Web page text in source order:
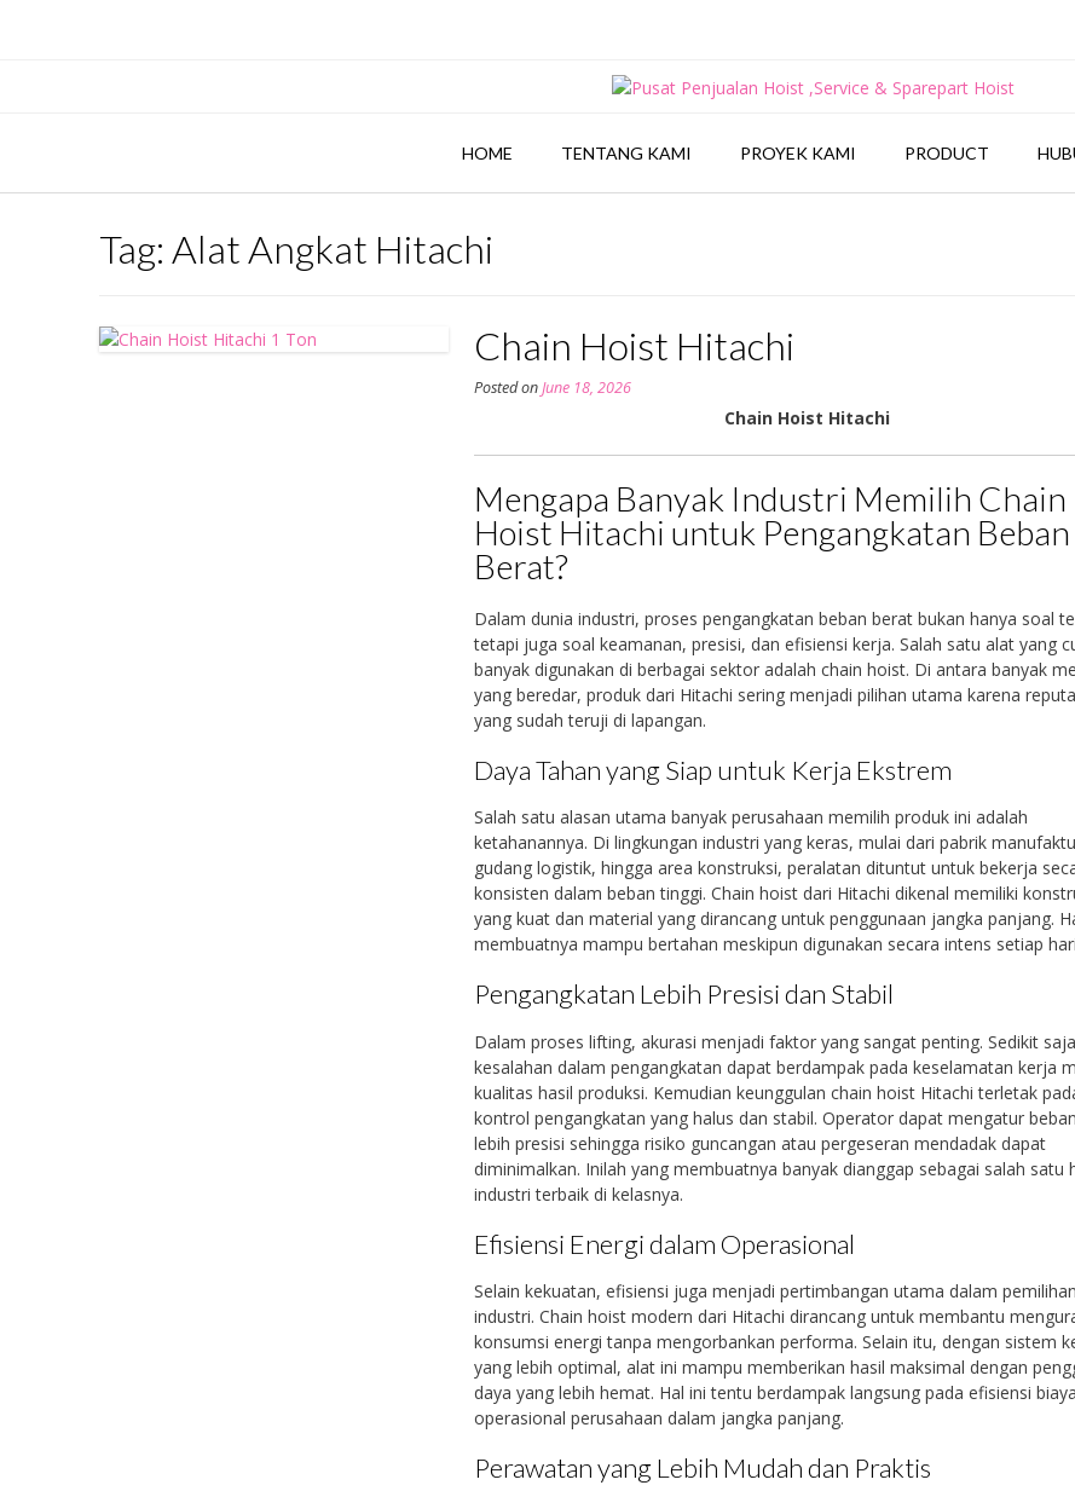
HOME TENTANG KAMI PROYEK KAMI PRODUCT
Tag: Alat Angkat Hitachi
Chain Hoist Hitachi
Posted onJune 18, 2026
Chain Hoist Hitachi
Mengapa Banyak Industri Memilih Chain
Hoist Hitachi untuk Pengangkatan Beban
Berat?
Dalam dunia industri, proses pengangkatan beban berat bukan hanya soal
tetapi juga soal keamanan, presisi, dan efisiensi kerja. Salah satu alat yang
banyak digunakan di berbagai sektor adalah chain hoist. Di antara banyak
yang beredar, produk dari Hitachi sering menjadi pilihan utama karena
yang sudah teruji di lapangan.
Daya Tahan yang Siap untuk Kerja Ekstrem
Salah satu alasan utama banyak perusahaan memilih produk ini adalah
ketahanannya. Di lingkungan industri yang keras, mulai dari pabrik
gudang logistik, hingga area konstruksi, peralatan dituntut untuk bekerja
konsisten dalam beban tinggi. Chain hoist dari Hitachi dikenal memiliki
yang kuat dan material yang dirancang untuk penggunaan jangka panjang.
membuatnya mampu bertahan meskipun digunakan secara intens setiap
Pengangkatan Lebih Presisi dan Stabil
Dalam proses lifting, akurasi menjadi faktor yang sangat penting. Sedikit saja
kesalahan dalam pengangkatan dapat berdampak pada keselamatan kerja
kualitas hasil produksi. Kemudian keunggulan chain hoist Hitachi terletak
kontrol pengangkatan yang halus dan stabil. Operator dapat mengatur
lebih presisi sehingga risiko guncangan atau pergeseran mendadak dapat
diminimalkan. Inilah yang membuatnya banyak dianggap sebagai salah satu
industri terbaik di kelasnya.
Efisiensi Energi dalam Operasional
Selain kekuatan, efisiensi juga menjadi pertimbangan utama dalam
industri. Chain hoist modern dari Hitachi dirancang untuk membantu
konsumsi energi tanpa mengorbankan performa. Selain itu, dengan sistem
yang lebih optimal, alat ini mampu memberikan hasil maksimal dengan
daya yang lebih hemat. Hal ini tentu berdampak langsung pada efisiensi biaya
operasional perusahaan dalam jangka panjang.
Perawatan yang Lebih Mudah dan Praktis